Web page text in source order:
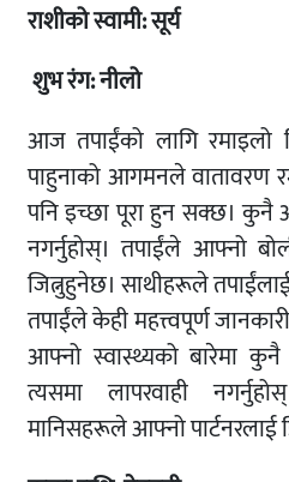
राशीको स्वामी: सूर्य
शुभ रंग: नीलो
आज तपाईंको लागि रमाइलो
पाहुनाको आगमनले वातावरण
पनि इच्छा पूरा हुन सक्छ। कुनै
नगर्नुहोस्। तपाईंले आफ्नो
जित्नुहुनेछ। साथीहरूले
तपाईंले केही महत्त्वपूर्ण
आफ्नो स्वास्थ्यको बारेमा
त्यसमा लापरवाही
मानिसहरूले आफ्नो